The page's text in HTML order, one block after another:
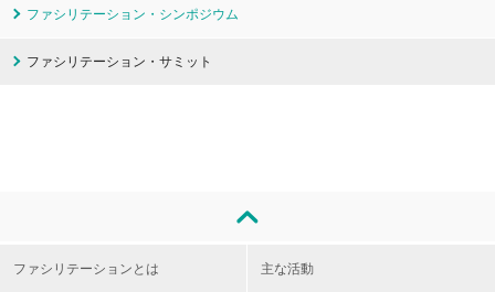
ファシリテーション・シンポジウム
ファシリテーション・サミット
ファシリテーションとは 主な活動